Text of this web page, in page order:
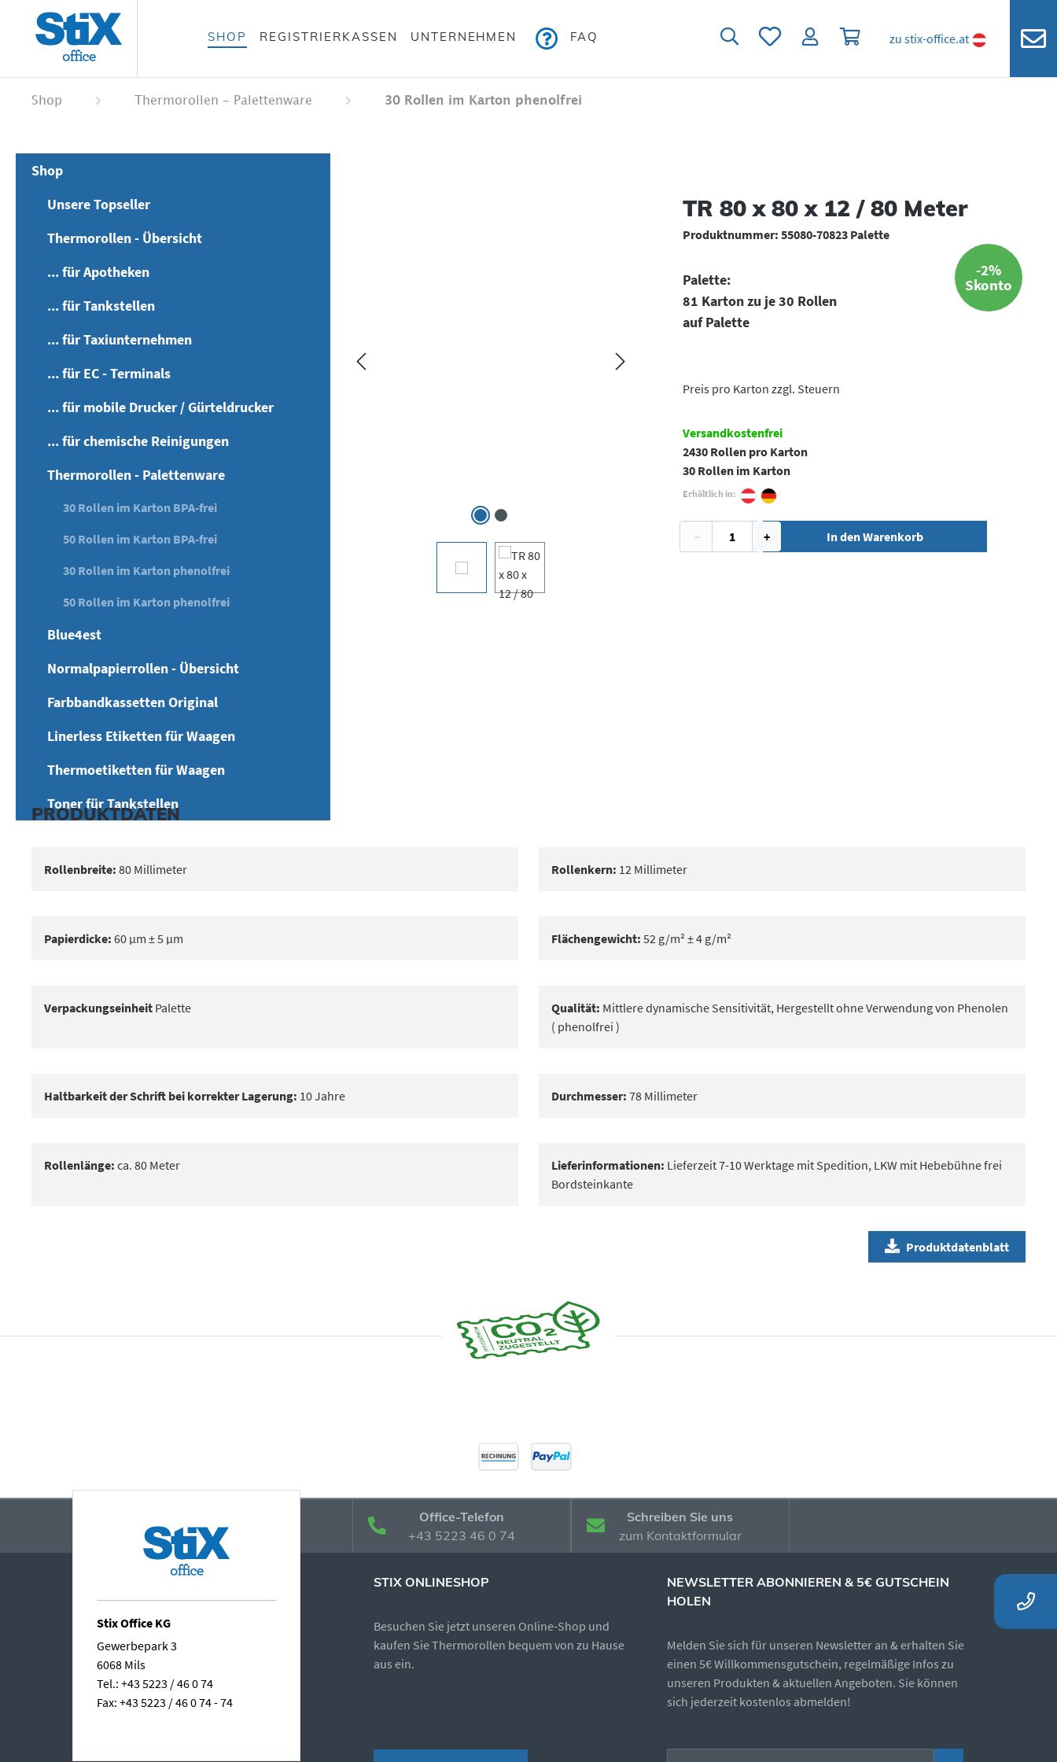
springen
springen
SHOP REGISTRIERKASSEN UNTERNEHMEN FAQ Du hast 0 Produkte auf dem Merkzettel
Warenkorb enthält 0 Positionen.
zu stix-office.at
Shop Thermorollen - Palettenware 30 Rollen im Karton phenolfrei
Shop
Unsere Topseller
Thermorollen - Übersicht
... für Apotheken
... für Tankstellen
... für Taxiunternehmen
... für EC - Terminals
... für mobile Drucker / Gürteldrucker
... für chemische Reinigungen
Thermorollen - Palettenware
30 Rollen im Karton BPA-frei
50 Rollen im Karton BPA-frei
30 Rollen im Karton phenolfrei
50 Rollen im Karton phenolfrei
Blue4est
Normalpapierrollen - Übersicht
Farbbandkassetten Original
Linerless Etiketten für Waagen
Thermoetiketten für Waagen
Toner für Tankstellen
TR 80 x 80 x 12 / 80 Meter
Produktnummer: 55080-70823 Palette
-2%
Skonto
Palette:
81 Karton zu je 30 Rollen
auf Palette
Preis pro Karton zzgl. Steuern
Versandkostenfrei
2430 Rollen pro Karton
30 Rollen im Karton
Erhältlich in:
− + In den Warenkorb
PRODUKTDATEN
Rollenbreite: 80 Millimeter Rollenkern: 12 Millimeter
Papierdicke: 60 μm ± 5 μm Flächengewicht: 52 g/m² ± 4 g/m²
Verpackungseinheit Palette Qualität: Mittlere dynamische Sensitivität, Hergestellt ohne Verwendung von Phenolen
( phenolfrei )
Haltbarkeit der Schrift bei korrekter Lagerung: 10 Jahre Durchmesser: 78 Millimeter
Rollenlänge: ca. 80 Meter Lieferinformationen: Lieferzeit 7-10 Werktage mit Spedition, LKW mit Hebebühne frei
Bordsteinkante
Produktdatenblatt
Office-Telefon
+43 5223 46 0 74
Schreiben Sie uns
zum Kontaktformular
Stix Office KG
Gewerbepark 3
6068 Mils
Tel.: +43 5223 / 46 0 74
Fax: +43 5223 / 46 0 74 - 74
STIX ONLINESHOP
Besuchen Sie jetzt unseren Online-Shop und
kaufen Sie Thermorollen bequem von zu Hause
aus ein.
NEWSLETTER ABONNIEREN & 5€ GUTSCHEIN
HOLEN
Melden Sie sich für unseren Newsletter an & erhalten Sie
einen 5€ Willkommensgutschein, regelmäßige Infos zu
unseren Produkten & aktuellen Angeboten. Sie können
sich jederzeit kostenlos abmelden!